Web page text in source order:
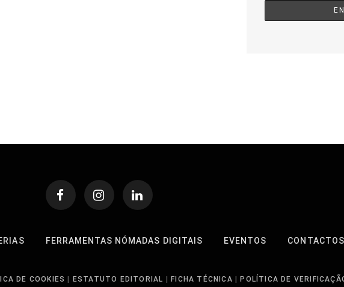
FERRAMENTAS NÓMADAS DIGITAIS EVENTOS CONTACTOS
DE COOKIES ESTATUTO EDITORIAL FICHA TÉCNICA POLÍTICA DE